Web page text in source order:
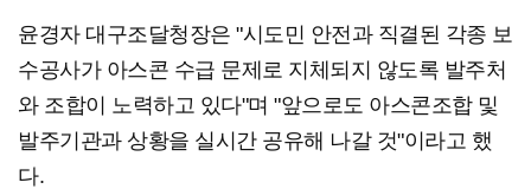
윤경자 대구조달청장은 "시도민 안전과 직결된 각종 보
수공사가 아스콘 수급 문제로 지체되지 않도록 발주처
와 조합이 노력하고 있다"며 "앞으로도 아스콘조합 및
발주기관과 상황을 실시간 공유해 나갈 것"이라고 했
다.